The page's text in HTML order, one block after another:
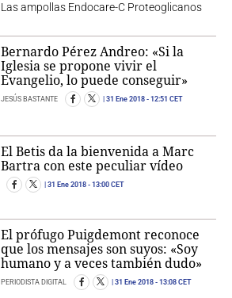
Las ampollas Endocare-C Proteoglicanos
Bernardo Pérez Andreo: «Si la
Iglesia se propone vivir el
Evangelio, lo puede conseguir»
JESÚS BASTANTE 31 Ene 2018 - 12:51 CET
El Betis da la bienvenida a Marc
Bartra con este peculiar vídeo
31 Ene 2018 - 13:00 CET
El prófugo Puigdemont reconoce
que los mensajes son suyos: «Soy
humano y a veces también dudo»
PERIODISTA DIGITAL 31 Ene 2018 - 13:08 CET